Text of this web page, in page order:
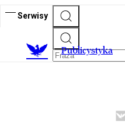
Serwisy
Publicystyka